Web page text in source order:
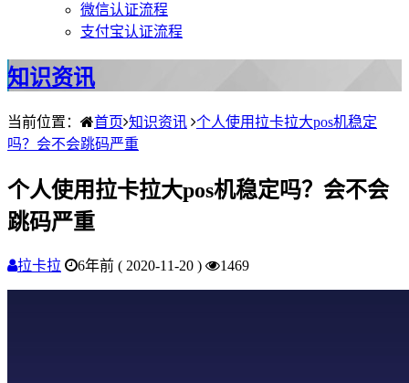
微信认证流程
支付宝认证流程
知识资讯
当前位置： 首页 知识资讯 个人使用拉卡拉大pos机稳定
吗？会不会跳码严重
个人使用拉卡拉大pos机稳定吗？会不会
跳码严重
拉卡拉 6年前 ( 2020-11-20 ) 1469